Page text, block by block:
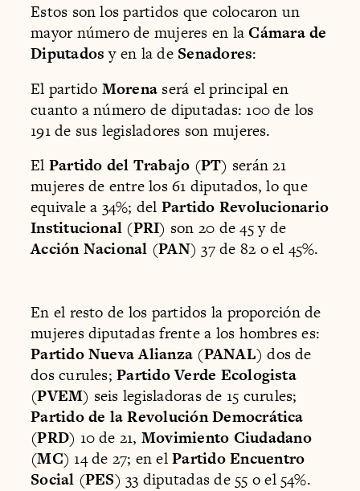
Estos son los partidos que colocaron un
mayor número de mujeres en laCámara de
Diputadosy en la de Senadores:
El partido Morena será el principal en
cuanto a número de diputadas: 100 de los
191 de sus legisladores son mujeres.
El Partido del Trabajo (PT) serán 21
mujeres de entre los 61 diputados, lo que
equivale a 34%; del Partido Revolucionario
Institucional (PRI) son 20 de 45 y de
Acción Nacional (PAN) 37 de 82 o el 45%.
En el resto de los partidos la proporción de
mujeres diputadas frente a los hombres es:
Partido Nueva Alianza (PANAL) dos de
dos curules;Partido Verde Ecologista
(PVEM) seis legisladoras de 15 curules;
Partido de la Revolución Democrática
(PRD) 10 de 21, Movimiento Ciudadano
(MC) 14 de 27; en elPartido Encuentro
Social (PES) 33 diputadas de 55 o el 54%.